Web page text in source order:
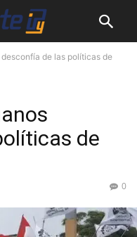
desconfía de las políticas de
de
0